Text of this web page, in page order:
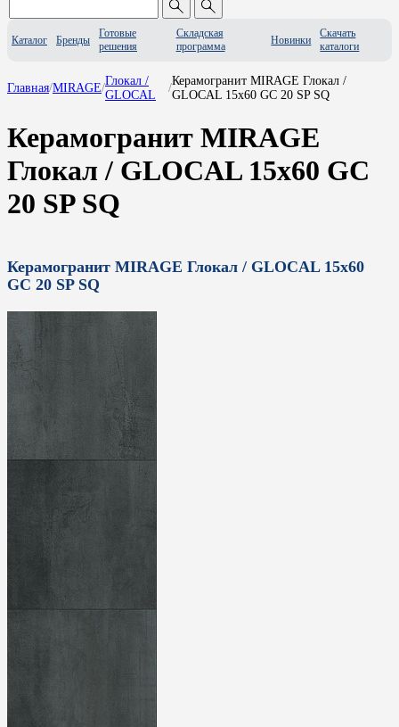
Каталог Бренды
Готовые
решения
Складская
программа
Новинки
Скачать
каталоги
Главная/MIRAGE/
Глокал /
GLOCAL
/
Керамогранит MIRAGE Глокал /
GLOCAL 15x60 GC 20 SP SQ
Керамогранит MIRAGE
Глокал / GLOCAL 15x60 GC
20 SP SQ
Керамогранит MIRAGE Глокал / GLOCAL 15x60
GC 20 SP SQ